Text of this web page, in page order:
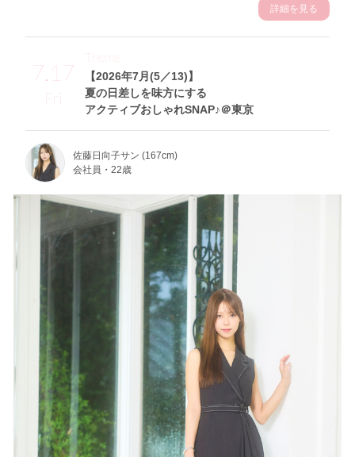
詳細を見る
7.17
Fri
【2026年7月(5／13)】
夏の日差しを味方にする
アクティブおしゃれSNAP♪＠東京
Theme
佐藤日向子サン (167cm)
会社員・22歳